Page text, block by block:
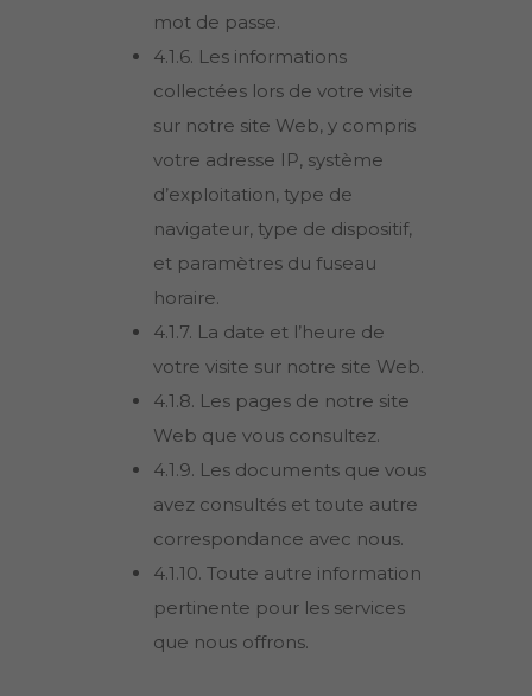
mot de passe.
4.1.6. Les informations
collectées lors de votre visite
sur notre site Web, y compris
votre adresse IP, système
d’exploitation, type de
navigateur, type de dispositif,
et paramètres du fuseau
horaire.
4.1.7. La date et l’heure de
votre visite sur notre site Web.
4.1.8. Les pages de notre site
Web que vous consultez.
4.1.9. Les documents que vous
avez consultés et toute autre
correspondance avec nous.
4.1.10. Toute autre information
pertinente pour les services
que nous offrons.